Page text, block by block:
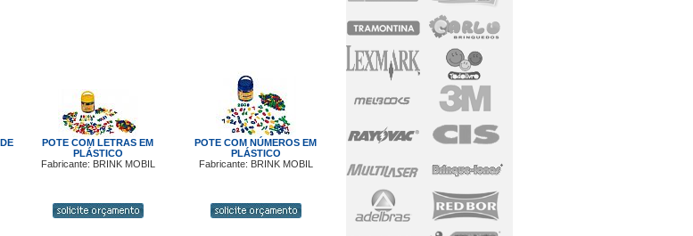
POTE COM LETRAS EM
PLÁSTICO
Fabricante: BRINK MOBIL
POTE COM NÚMEROS EM
PLÁSTICO
Fabricante: BRINK MOBIL